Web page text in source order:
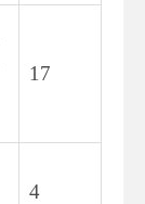
17
4